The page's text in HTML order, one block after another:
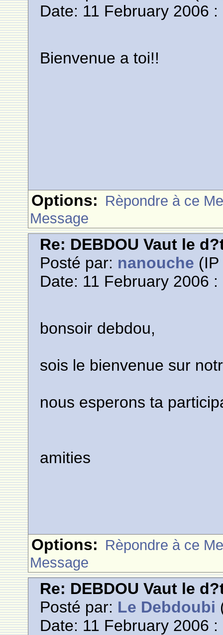
Date: 11 February 2006 :
Bienvenue a toi!!
Options: Rèpondre à ce
Message
Re: DEBDOU Vaut le
Posté par: nanouche
Date: 11 February 2006 :
bonsoir debdou,
sois le bienvenue sur
nous esperons ta
amities
Options: Rèpondre à ce
Message
Re: DEBDOU Vaut le
Posté par: Le Debdoubi
Date: 11 February 2006 :